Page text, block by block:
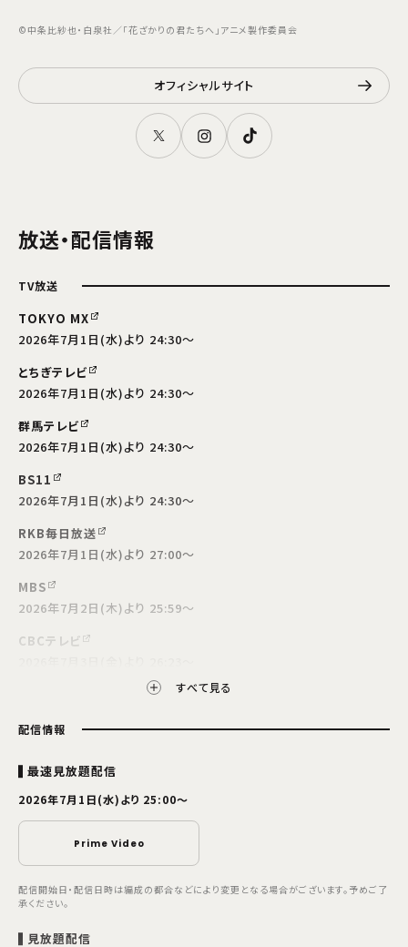
©中条比紗也・白泉社／「花ざかりの君たちへ」アニメ製作委員会
オフィシャルサイト
放送・配信情報
TV放送
TOKYO MX
2026年7月1日(水)より 24:30～
とちぎテレビ
2026年7月1日(水)より 24:30～
群馬テレビ
2026年7月1日(水)より 24:30～
BS11
2026年7月1日(水)より 24:30～
RKB毎日放送
2026年7月1日(水)より 27:00～
MBS
2026年7月2日(木)より 25:59～
CBCテレビ
放送開始日・放送日時は編成の都合などにより変更となる場合がございます。予めご了
すべて見る
配信情報
最速見放題配信
2026年7月1日(水)より 25:00～
Prime Video
配信開始日・配信日時は編成の都合などにより変更となる場合がございます。予めご了
承ください。
見放題配信